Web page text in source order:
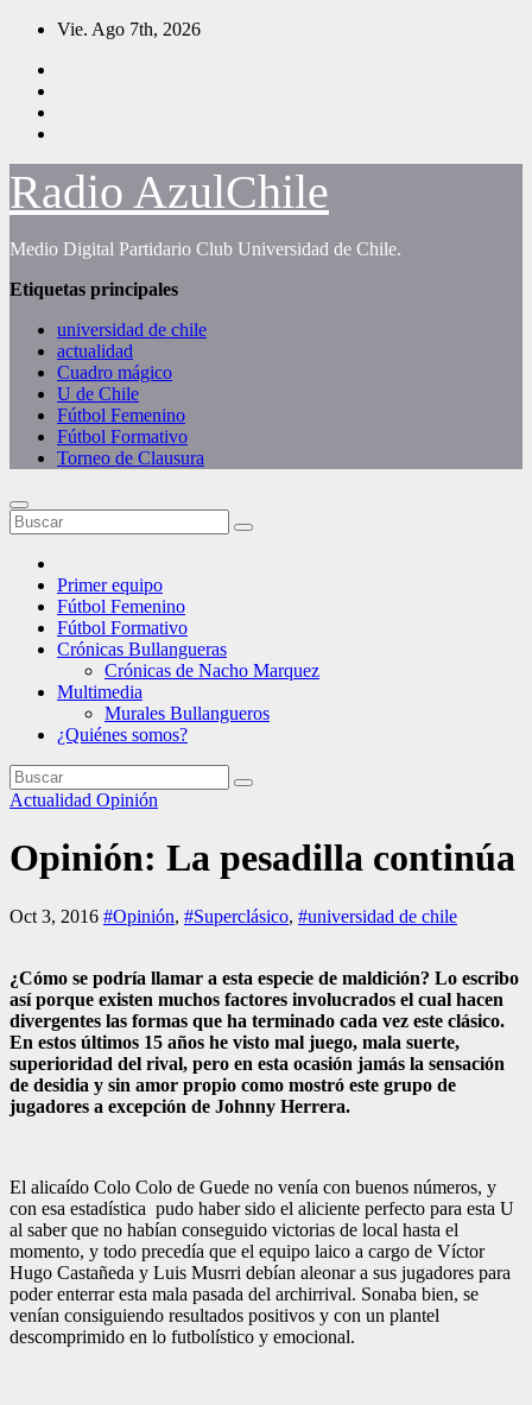
Saltar
contenido
Vie. Ago 7th, 2026
Radio AzulChile
Medio Digital Partidario Club Universidad de Chile.
Etiquetas principales
universidad de chile
actualidad
Cuadro mágico
U de Chile
Fútbol Femenino
Fútbol Formativo
Torneo de Clausura
Primer equipo
Fútbol Femenino
Fútbol Formativo
Crónicas Bullangueras
Crónicas de Nacho Marquez
Multimedia
Murales Bullangueros
¿Quiénes somos?
Actualidad Opinión
Opinión: La pesadilla continúa
Oct 3, 2016 #Opinión, #Superclásico, #universidad de chile
¿Cómo se podría llamar a esta especie de maldición? Lo escribo
así porque existen muchos factores involucrados el cual hacen
divergentes las formas que ha terminado cada vez este clásico.
En estos últimos 15 años he visto mal juego, mala suerte,
superioridad del rival, pero en esta ocasión jamás la sensación
de desidia y sin amor propio como mostró este grupo de
jugadores a excepción de Johnny Herrera.
El alicaído Colo Colo de Guede no venía con buenos números, y
con esa estadística pudo haber sido el aliciente perfecto para esta U
al saber que no habían conseguido victorias de local hasta el
momento, y todo precedía que el equipo laico a cargo de Víctor
Hugo Castañeda y Luis Musrri debían aleonar a sus jugadores para
poder enterrar esta mala pasada del archirrival. Sonaba bien, se
venían consiguiendo resultados positivos y con un plantel
descomprimido en lo futbolístico y emocional.